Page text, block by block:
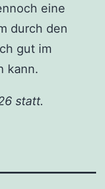
eine
durch den
gut im
kann.
statt.